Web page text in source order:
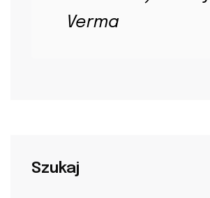
Verma
Szukaj